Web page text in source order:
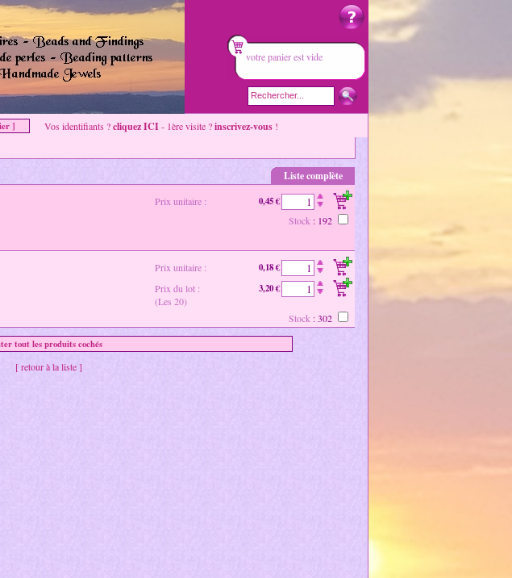
votre panier est vide
Vos identifiants ?cliquez ICI- 1ère visite ?inscrivez-vous !
Liste complète
Prix unitaire :
0,45 €
Stock : 192
Prix unitaire :
0,18 €
Prix du lot :
(Les 20)
3,20 €
Stock : 302
[ retour à la liste ]